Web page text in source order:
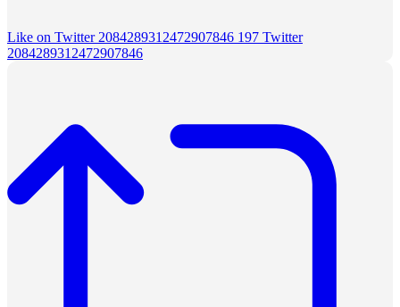
Like on Twitter 2084289312472907846 197 Twitter
2084289312472907846